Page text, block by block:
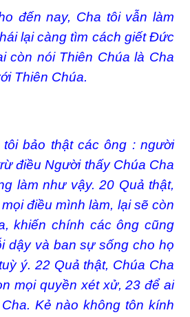
đến nay, Cha tôi vẫn làm
lại càng tìm cách giết Đức
còn nói Thiên Chúa là Cha
Thiên Chúa.
bảo thật các ông : người
điều Người thấy Chúa Cha
làm như vậy. 20 Quả thật,
điều mình làm, lại sẽ còn
khiến chính các ông cũng
dậy và ban sự sống cho họ
ý. 22 Quả thật, Chúa Cha
mọi quyền xét xử, 23 để ai
Kẻ nào không tôn kính